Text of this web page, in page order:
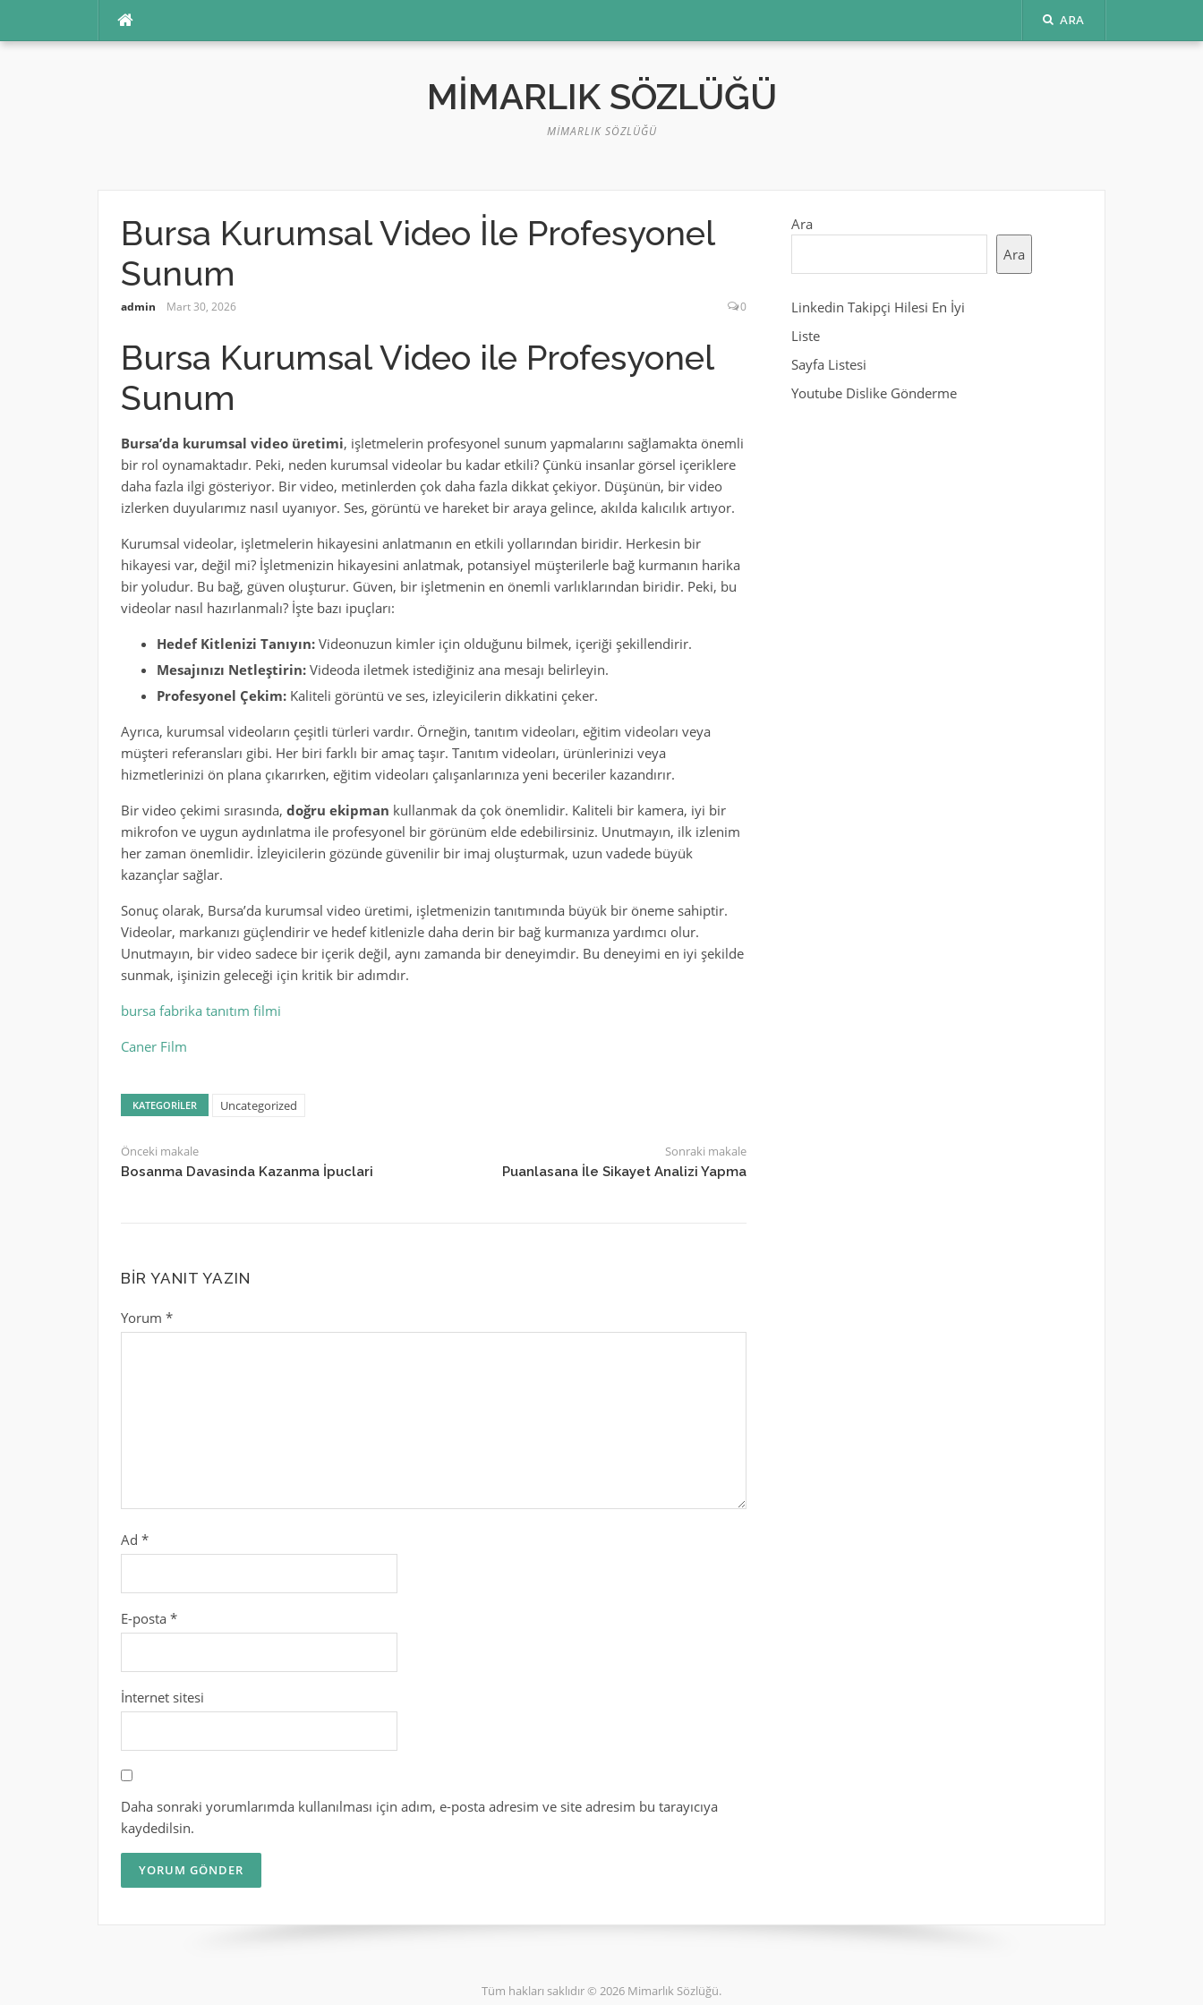
ARA
MIMARLIK SÖZLÜĞÜ
MIMARLIK SÖZLÜĞÜ
Bursa Kurumsal Video İle Profesyonel
Sunum
admin Mart 30, 2026 0
Bursa Kurumsal Video ile Profesyonel
Sunum
Bursa’da kurumsal video üretimi, işletmelerin profesyonel sunum yapmalarını sağlamakta önemli
bir rol oynamaktadır. Peki, neden kurumsal videolar bu kadar etkili? Çünkü insanlar görsel içeriklere
daha fazla ilgi gösteriyor. Bir video, metinlerden çok daha fazla dikkat çekiyor. Düşünün, bir video
izlerken duyularımız nasıl uyanıyor. Ses, görüntü ve hareket bir araya gelince, akılda kalıcılık artıyor.
Kurumsal videolar, işletmelerin hikayesini anlatmanın en etkili yollarından biridir. Herkesin bir
hikayesi var, değil mi? İşletmenizin hikayesini anlatmak, potansiyel müşterilerle bağ kurmanın harika
bir yoludur. Bu bağ, güven oluşturur. Güven, bir işletmenin en önemli varlıklarından biridir. Peki, bu
videolar nasıl hazırlanmalı? İşte bazı ipuçları:
Hedef Kitlenizi Tanıyın:Videonuzun kimler için olduğunu bilmek, içeriği şekillendirir.
Mesajınızı Netleştirin:Videoda iletmek istediğiniz ana mesajı belirleyin.
Profesyonel Çekim:Kaliteli görüntü ve ses, izleyicilerin dikkatini çeker.
Ayrıca, kurumsal videoların çeşitli türleri vardır. Örneğin, tanıtım videoları, eğitim videoları veya
müşteri referansları gibi. Her biri farklı bir amaç taşır. Tanıtım videoları, ürünlerinizi veya
hizmetlerinizi ön plana çıkarırken, eğitim videoları çalışanlarınıza yeni beceriler kazandırır.
Bir video çekimi sırasında, doğru ekipman kullanmak da çok önemlidir. Kaliteli bir kamera, iyi bir
mikrofon ve uygun aydınlatma ile profesyonel bir görünüm elde edebilirsiniz. Unutmayın, ilk izlenim
her zaman önemlidir. İzleyicilerin gözünde güvenilir bir imaj oluşturmak, uzun vadede büyük
kazançlar sağlar.
Sonuç olarak, Bursa’da kurumsal video üretimi, işletmenizin tanıtımında büyük bir öneme sahiptir.
Videolar, markanızı güçlendirir ve hedef kitlenizle daha derin bir bağ kurmanıza yardımcı olur.
Unutmayın, bir video sadece bir içerik değil, aynı zamanda bir deneyimdir. Bu deneyimi en iyi şekilde
sunmak, işinizin geleceği için kritik bir adımdır.
bursa fabrika tanıtım filmi
Caner Film
KATEGORILER Uncategorized
Önceki makale
Bosanma Davasinda Kazanma İpuclari
Sonraki makale
Puanlasana İle Sikayet Analizi Yapma
BIR YANIT YAZIN
Yorum *
Ad *
E-posta *
İnternet sitesi
Daha sonraki yorumlarımda kullanılması için adım, e-posta adresim ve site adresim bu tarayıcıya
kaydedilsin.
Ara
Ara
Linkedin Takipçi Hilesi En İyi
Liste
Sayfa Listesi
Youtube Dislike Gönderme
Tüm hakları saklıdır © 2026 Mimarlık Sözlüğü.